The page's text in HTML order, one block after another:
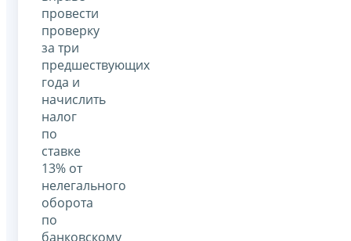
провести
проверку
за три
предшествующих
года и
начислить
налог
по
ставке
13% от
нелегального
оборота
по
банковскому